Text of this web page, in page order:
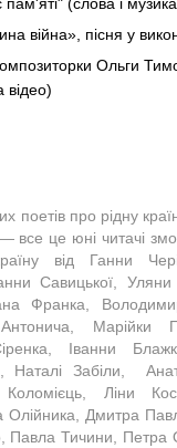
війна», пісня у
Ольги
відео)
поетів про рідну
все це юні читачі
від Ганни
Савицької,
Франка,
Антонича, Марійки
Іванни
Наталі Забіли,
Ліни
Олійника, Дмитра
Тичини, Петра